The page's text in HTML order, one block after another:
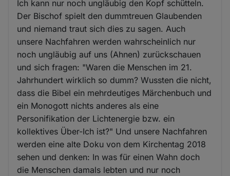
Ich kann nur noch ungläubig den Kopf schütteln.
Der Bischof spielt den dummtreuen Glaubenden
und niemand traut sich dies zu sagen. Auch
unsere Nachfahren werden wahrscheinlich nur
noch ungläubig auf uns (Ahnen) zurückschauen
und sich fragen: "Waren die Menschen im 21.
Jahrhundert wirklich so dumm? Wussten die nicht,
dass die Bibel ein mehrdeutiges Märchenbuch und
ein Monogott nichts anderes als eine
Personifikation der Lichtenergie bzw. ein
kollektives Über-Ich ist?" Und unsere Nachfahren
werden eine alte Doku von dem Kirchentag 2018
sehen und denken: In was für einen Wahn doch
die Menschen damals lebten und nur noch